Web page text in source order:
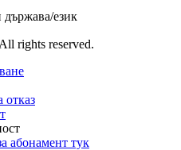
език
rights reserved.
абонамент тук